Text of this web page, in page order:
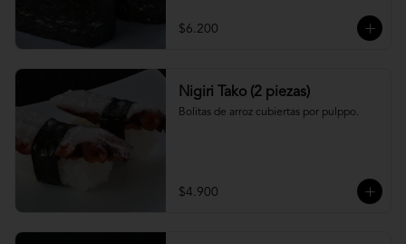
$6.200
Nigiri Tako (2 piezas)
Bolitas de arroz cubiertas por pulppo.
$4.900